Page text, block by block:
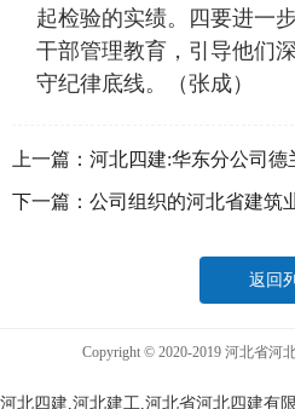
起检验的实绩。四要进一
干部管理教育，引导他们
守纪律底线。（张成）
上一篇： 河北四建:华东分公司
感谢信
下一篇： 公司组织的河北省建筑
返回
Copyright © 2020-2019 河北省
河北四建,河北建工,河北省河北四建有